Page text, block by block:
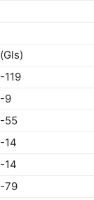
(Gls)
-119
-9
-55
-14
-14
-79